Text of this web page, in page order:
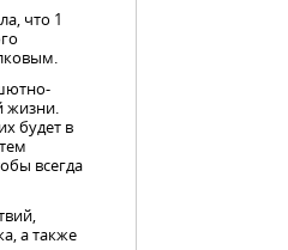
что 1
жизни.
будет в
всегда
а также